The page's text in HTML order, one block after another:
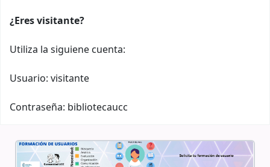
¿Eres visitante?
Utiliza la siguiene cuenta:
Usuario: visitante
Contraseña: bibliotecaucc